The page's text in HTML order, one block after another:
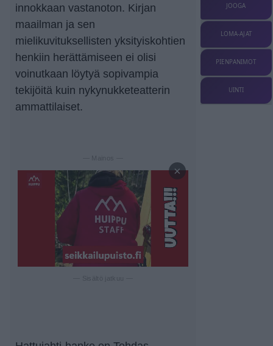
innokkaan vastanoton. Kirjan
maailman ja sen
mielikuvituksellisten yksityiskohtien
henkiin herättämiseen ei olisi
voinutkaan löytyä sopivampia
tekijöitä kuin nykynukketeatterin
ammattilaiset.
×
JOOGA
LOMA-AJAT
PIENPANIMOT
UINTI